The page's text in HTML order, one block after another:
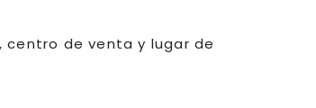
centro de venta y lugar de